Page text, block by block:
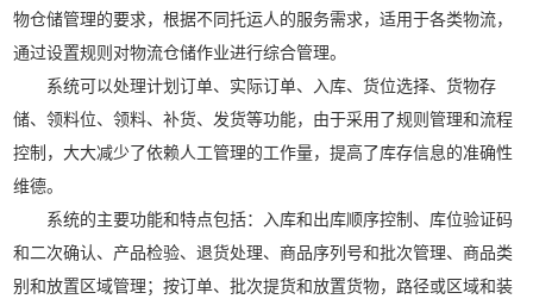
物仓储管理的要求，根据不同托运人的服务需求，适用于各类物流，
通过设置规则对物流仓储作业进行综合管理。
系统可以处理计划订单、实际订单、入库、货位选择、货物存
储、领料位、领料、补货、发货等功能，由于采用了规则管理和流程
控制，大大减少了依赖人工管理的工作量，提高了库存信息的准确性
维德。
系统的主要功能和特点包括：入库和出库顺序控制、库位验证码
和二次确认、产品检验、退货处理、商品序列号和批次管理、商品类
别和放置区域管理；按订单、批次提货和放置货物，路径或区域和装